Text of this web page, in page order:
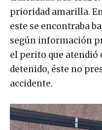
prioridad amarilla.
este se encontraba
según información
el perito que atendió
detenido, éste no
accidente.